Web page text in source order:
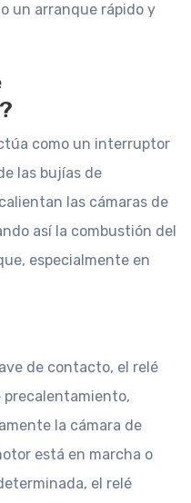
un arranque rápido y
como un interruptor
las bujías de
las cámaras de
así la combustión del
especialmente en
de contacto, el relé
precalentamiento,
la cámara de
está en marcha o
el relé